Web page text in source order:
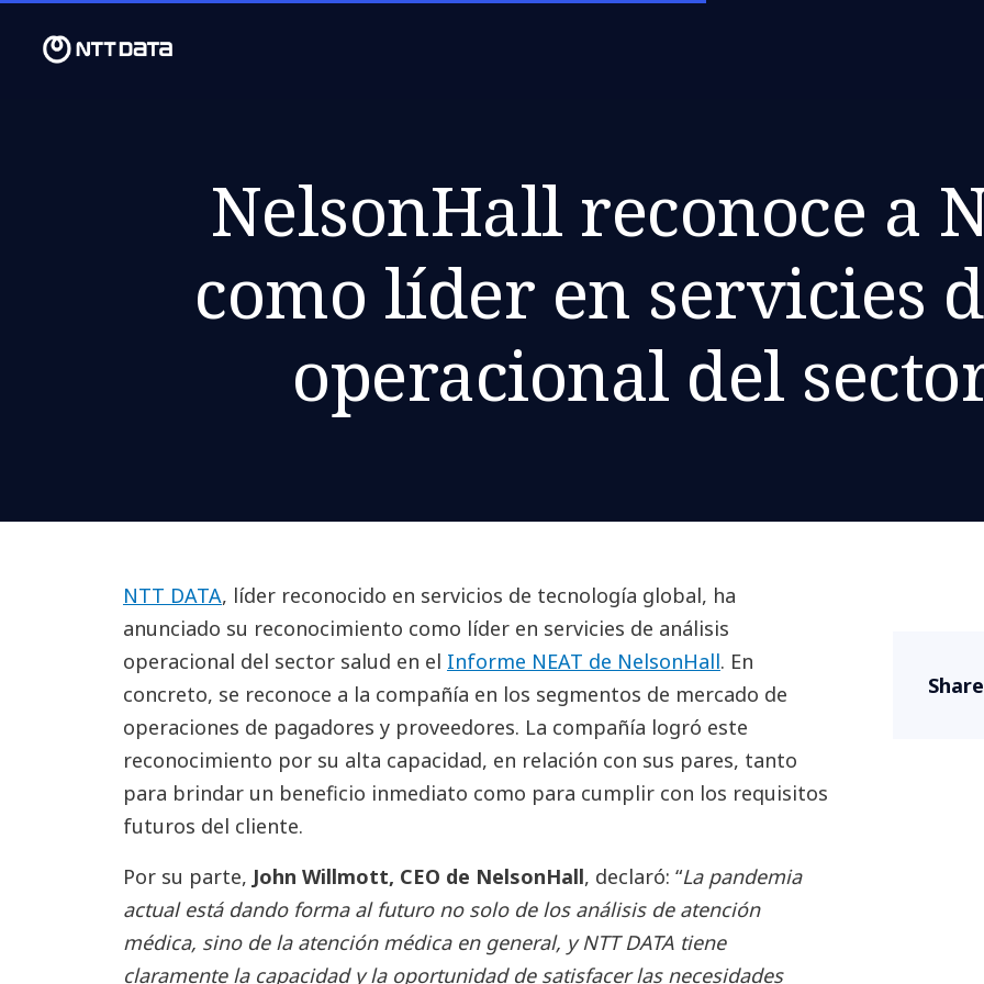
NelsonHall reconoce a
como líder en servicies
operacional del
NTT DATA, líder reconocido en servicios de tecnología global, ha
anunciado su reconocimiento como líder en servicies de análisis
operacional del sector salud en el Informe NEAT de NelsonHall. En
concreto, se reconoce a la compañía en los segmentos de mercado de
operaciones de pagadores y proveedores. La compañía logró este
reconocimiento por su alta capacidad, en relación con sus pares, tanto
para brindar un beneficio inmediato como para cumplir con los requisitos
futuros del cliente.
Por su parte, John Willmott, CEO de NelsonHall, declaró: “La pandemia
actual está dando forma al futuro no solo de los análisis de atención
médica, sino de la atención médica en general, y NTT DATA tiene
claramente la capacidad y la oportunidad de satisfacer las necesidades